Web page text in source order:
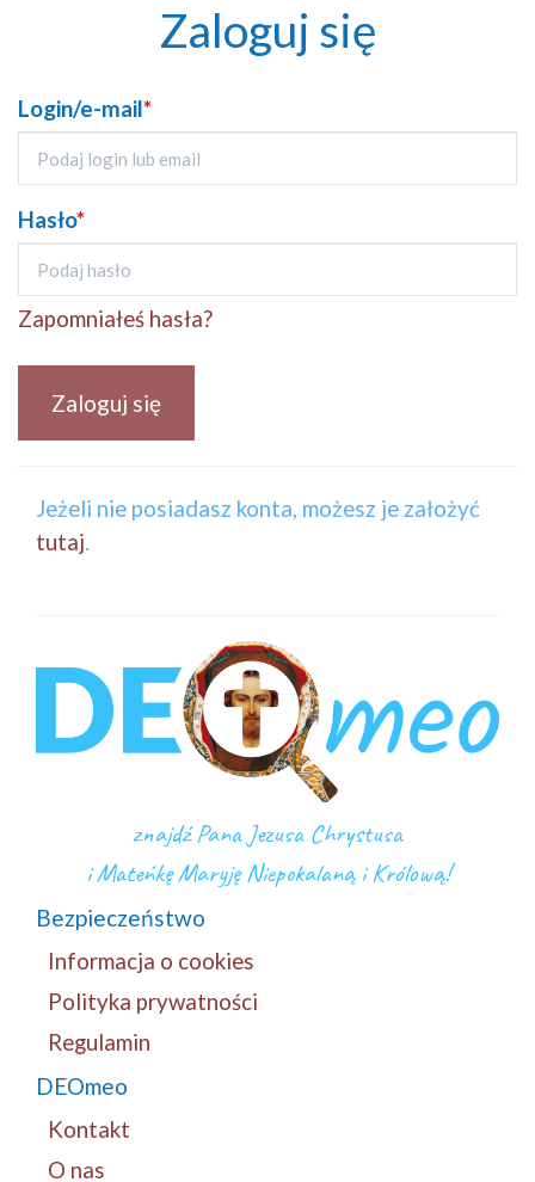
Zaloguj się
Login/e-mail*
Hasło*
Zapomniałeś hasła?
Zaloguj się
Jeżeli nie posiadasz konta, możesz je założyć
tutaj.
znajdź Pana Jezusa Chrystusa
i Mateńkę Maryję Niepokalaną i Królową!
Bezpieczeństwo
Informacja o cookies
Polityka prywatności
Regulamin
DEOmeo
Kontakt
O nas